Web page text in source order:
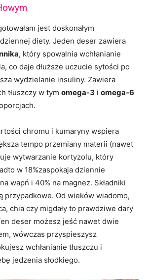
jest doskonałym
diety. Jeden deser zawiera
, który spowalnia wchłanianie
co daje dłuższe uczucie sytości po
wydzielanie insuliny. Zawiera
tłuszczy w tym omega-3 i omega-6
chromu i kumaryny wspiera
tempo przemiany materii (nawet
wytwarzanie kortyzolu, który
w 18%zaspokaja dziennie
wapń i 40% na magnez. Składniki
przypadkowe. Od wieków wiadomo,
chia czy migdały to prawdziwe dary
deser możesz jeść nawet dwie
wówczas przyspieszysz
wchłanianie tłuszczu i
jedzenia słodkiego.